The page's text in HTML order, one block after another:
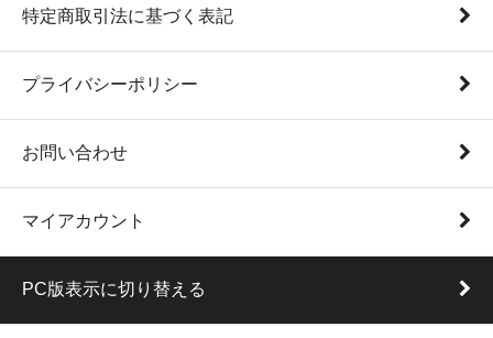
特定商取引法に基づく表記
プライバシーポリシー
お問い合わせ
マイアカウント
PC版表示に切り替える